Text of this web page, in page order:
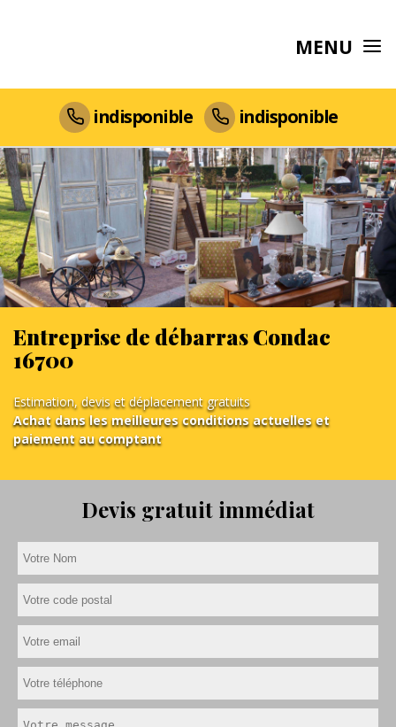
MENU
indisponible indisponible
Entreprise de débarras Condac
16700
Estimation, devis et déplacement gratuits
Achat dans les meilleures conditions actuelles et
paiement au comptant
Devis gratuit immédiat